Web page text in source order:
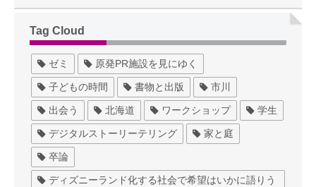
Tag Cloud
ゼミ 原発PR施設を見にゆく
子どもの時間 書物と出版 市川
出会う 北海道 ワークショップ 学生
デジタルストーリーテリング 家と庭
卒論
ディズニーランド化する社会で希望はいかに語りう